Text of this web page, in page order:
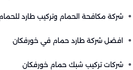
شركة مكافحة الحمام وتركيب طارد
افضل شركة طارد حمام في خورفكان
شركات تركيب شبك حمام خورفكان